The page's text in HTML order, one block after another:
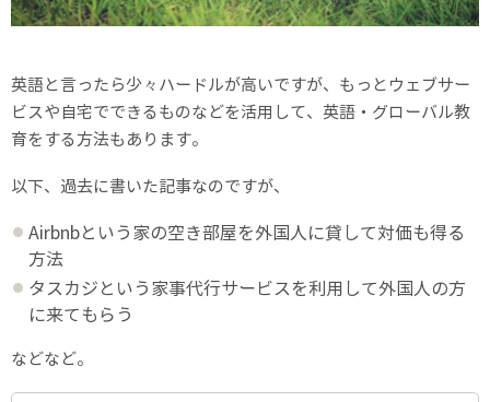
英語と言ったら少々ハードルが高いですが、もっとウェブサー
ビスや自宅でできるものなどを活用して、英語・グローバル教
育をする方法もあります。
以下、過去に書いた記事なのですが、
Airbnbという家の空き部屋を外国人に貸して対価も得る
方法
タスカジという家事代行サービスを利用して外国人の方
に来てもらう
などなど。